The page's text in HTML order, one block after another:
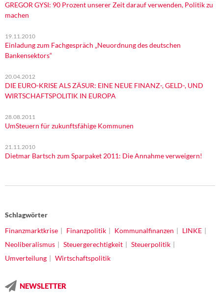
Kontakt
GREGOR GYSI: 90 Prozent unserer Zeit darauf verwenden, Politik zu
machen
19.11.2010
Einladung zum Fachgespräch „Neuordnung des deutschen
Bankensektors“
20.04.2012
DIE EURO-KRISE ALS ZÄSUR: EINE NEUE FINANZ-, GELD-, UND
WIRTSCHAFTSPOLITIK IN EUROPA
28.08.2011
UmSteuern für zukunftsfähige Kommunen
21.11.2010
Dietmar Bartsch zum Sparpaket 2011: Die Annahme verweigern!
Schlagwörter
Finanzmarktkrise
Finanzpolitik Kommunalfinanzen
LINKE
Neoliberalismus
Steuergerechtigkeit
Steuerpolitik
Umverteilung
Wirtschaftspolitik
NEWSLETTER